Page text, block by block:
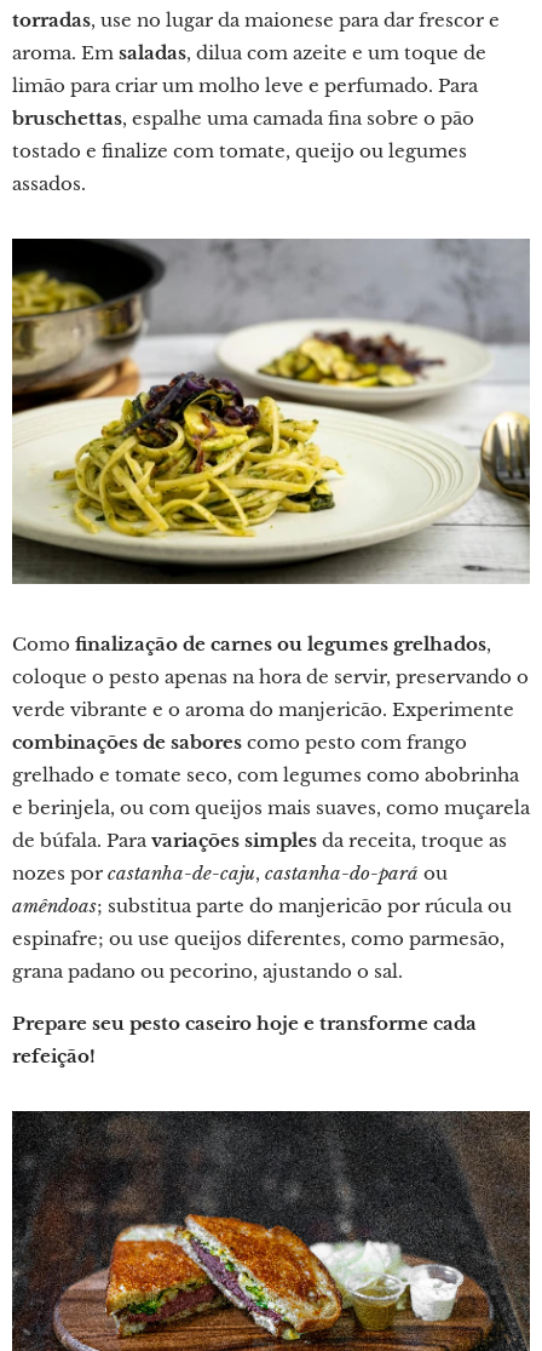
torradas, use no lugar da maionese para dar frescor e
aroma. Em saladas, dilua com azeite e um toque de
limão para criar um molho leve e perfumado. Para
bruschettas, espalhe uma camada fina sobre o pão
tostado e finalize com tomate, queijo ou legumes
assados.
Como finalização de carnes ou legumes grelhados,
coloque o pesto apenas na hora de servir, preservando o
verde vibrante e o aroma do manjericão. Experimente
combinações de sabores como pesto com frango
grelhado e tomate seco, com legumes como abobrinha
e berinjela, ou com queijos mais suaves, como muçarela
de búfala. Paravariações simples da receita, troque as
nozes por castanha-de-caju, castanha-do-pará ou
amêndoas; substitua parte do manjericão por rúcula ou
espinafre; ou use queijos diferentes, como parmesão,
grana padano ou pecorino, ajustando o sal.
Prepare seu pesto caseiro hoje e transforme cada
refeição!